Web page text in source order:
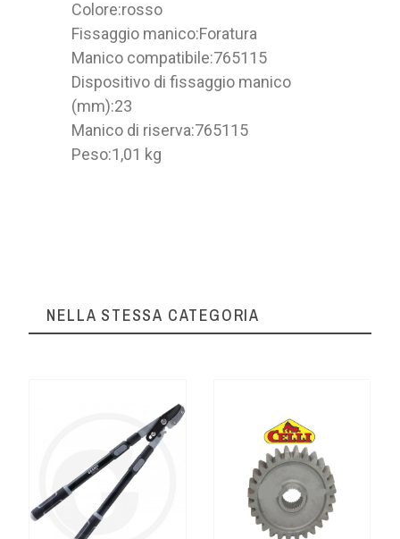
Colore:rosso
Fissaggio manico:Foratura
Manico compatibile:765115
Dispositivo di fissaggio manico
(mm):23
Manico di riserva:765115
Peso:1,01 kg
NELLA STESSA CATEGORIA